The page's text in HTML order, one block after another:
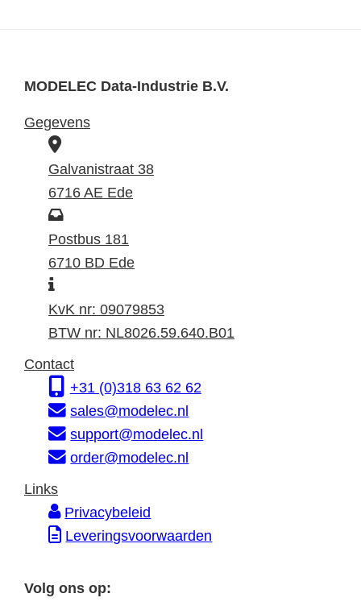
MODELEC Data-Industrie B.V.
Gegevens
B
e
z
o
e
k
d
r
s
Galvanistraat 38
6716 AE Ede
P
o
s
a
d
e
s
Postbus 181
6710 BD Ede
I
n
f
r
m
a
t
e
KvK nr: 09079853
BTW nr: NL8026.59.640.B01
Contact
+31 (0)318 63 62 62
sales@modelec.nl
support@modelec.nl
order@modelec.nl
Links
Privacybeleid
Leveringsvoorwaarden
Volg ons op: